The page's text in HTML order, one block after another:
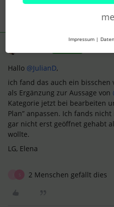
Hallo @JulianD,
ich fand das auch ein
als Ergänzung zur Aussage von
Kategorie jetzt bei bearbeiten
Plan” anpassen. Ich fands
gar nicht erst geöffnet gehabt
wollte.
LG, Elena
2 Menschen gefällt dies
Impressum |